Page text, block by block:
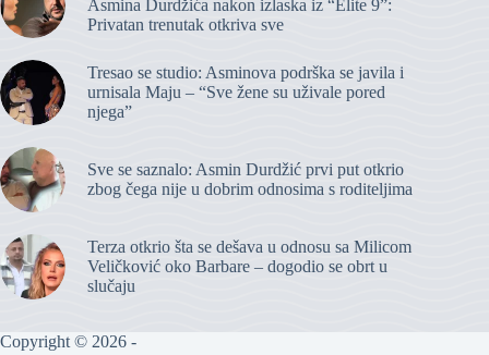
Asmina Durdžića nakon izlaska iz “Elite 9”:
Privatan trenutak otkriva sve
Tresao se studio: Asminova podrška se javila i
urnisala Maju – “Sve žene su uživale pored
njega”
Sve se saznalo: Asmin Durdžić prvi put otkrio
zbog čega nije u dobrim odnosima s roditeljima
Terza otkrio šta se dešava u odnosu sa Milicom
Veličković oko Barbare – dogodio se obrt u
slučaju
Copyright © 2026 -